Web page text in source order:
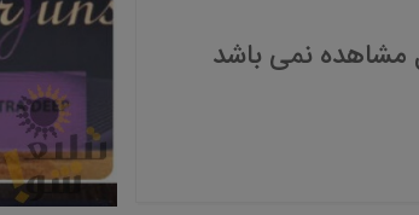
مشاهده نمی باشد